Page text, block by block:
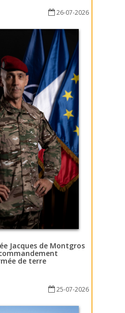
26-07-2026
Jacques de Montgros
de terre
25-07-2026